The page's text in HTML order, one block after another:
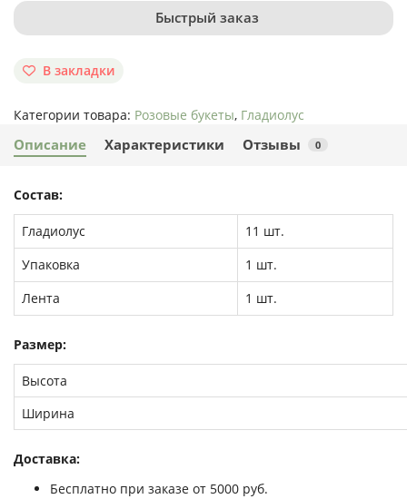
Быстрый заказ
В закладки
Категории товара: Розовые букеты, Гладиолус
Описание Характеристики Отзывы 0
Состав:
Гладиолус
11 шт.
Упаковка
1 шт.
Лента
1 шт.
Размер:
Высота
Ширина
Доставка:
Бесплатно при заказе от 5000 руб.